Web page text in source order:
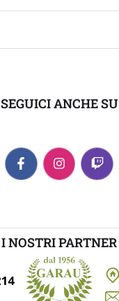
SEGUICI ANCHE SU
I NOSTRI PARTNER